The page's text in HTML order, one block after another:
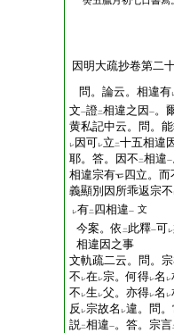
因明大疏抄卷第二
問。論云。相違有
文一證二相違之因 一。
黄私記中云。問。
レ 因可レ立 二十五相違
耶。答。因不 二相違一
相違宗有
四立。而
義顯別因所乖返宗不
レ有二 四相違一 文
今案。依 二 此釋一可レ
相違因之事
文軌疏二云。問。
不 レ在レ宗。何得レ名 レ
不 レ生 レ父。亦得レ名 レ
反 レ宗故名 レ違。問
説二相違一。答。宗言